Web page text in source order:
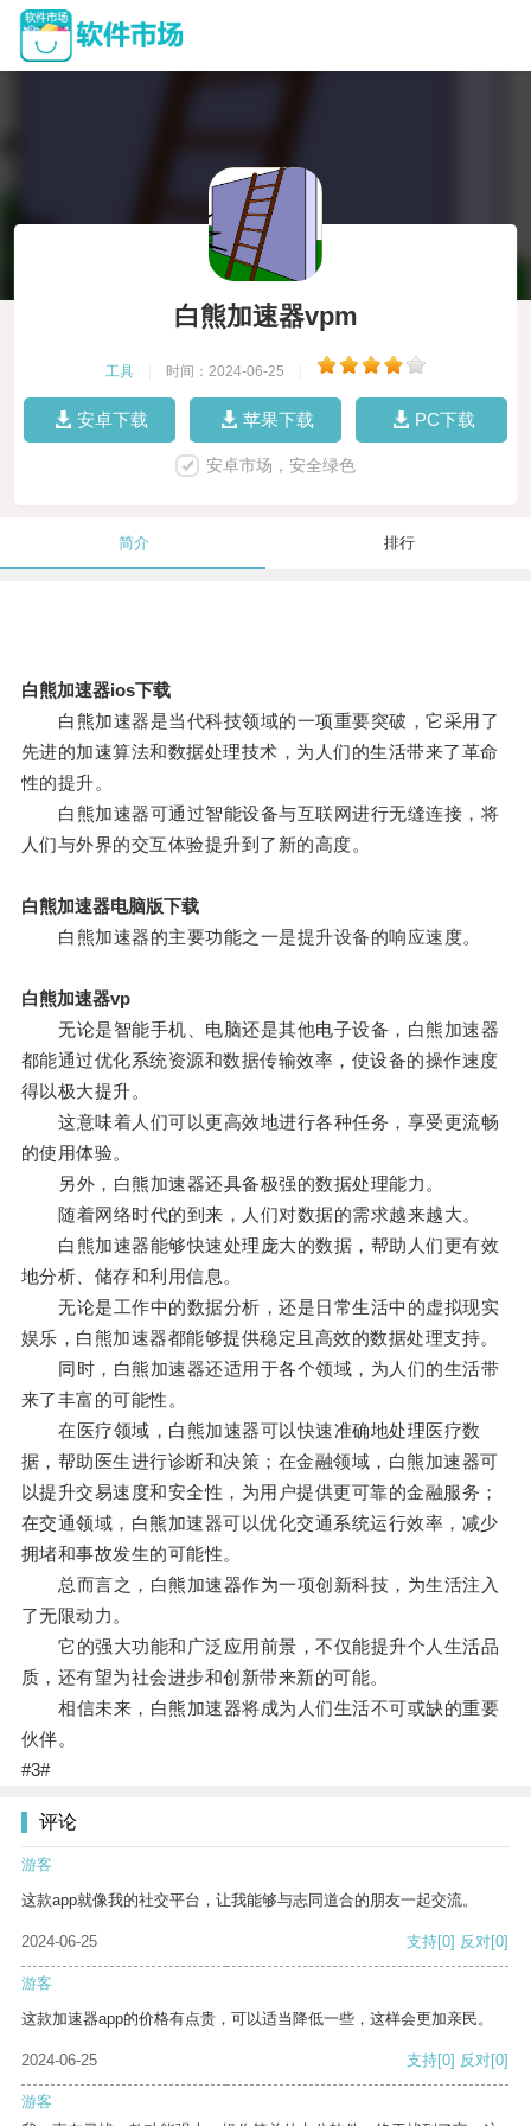
白熊加速器vpm
工具 时间：2024-06-25
安卓下载 苹果下载 PC下载
安卓市场，安全绿色
简介 排行
白熊加速器ios下载
白熊加速器是当代科技领域的一项重要突破，它采用了
先进的加速算法和数据处理技术，为人们的生活带来了革命
性的提升。
白熊加速器可通过智能设备与互联网进行无缝连接，将
人们与外界的交互体验提升到了新的高度。
白熊加速器电脑版下载
白熊加速器的主要功能之一是提升设备的响应速度。
白熊加速器vp
无论是智能手机、电脑还是其他电子设备，白熊加速器
都能通过优化系统资源和数据传输效率，使设备的操作速度
得以极大提升。
这意味着人们可以更高效地进行各种任务，享受更流畅
的使用体验。
另外，白熊加速器还具备极强的数据处理能力。
随着网络时代的到来，人们对数据的需求越来越大。
白熊加速器能够快速处理庞大的数据，帮助人们更有效
地分析、储存和利用信息。
无论是工作中的数据分析，还是日常生活中的虚拟现实
娱乐，白熊加速器都能够提供稳定且高效的数据处理支持。
同时，白熊加速器还适用于各个领域，为人们的生活带
来了丰富的可能性。
在医疗领域，白熊加速器可以快速准确地处理医疗数
据，帮助医生进行诊断和决策；在金融领域，白熊加速器可
以提升交易速度和安全性，为用户提供更可靠的金融服务；
在交通领域，白熊加速器可以优化交通系统运行效率，减少
拥堵和事故发生的可能性。
总而言之，白熊加速器作为一项创新科技，为生活注入
了无限动力。
它的强大功能和广泛应用前景，不仅能提升个人生活品
质，还有望为社会进步和创新带来新的可能。
相信未来，白熊加速器将成为人们生活不可或缺的重要
伙伴。
#3#
评论
游客
这款app就像我的社交平台，让我能够与志同道合的朋友一起交流。
2024-06-25 支持[0] 反对[0]
游客
这款加速器app的价格有点贵，可以适当降低一些，这样会更加亲民。
2024-06-25 支持[0] 反对[0]
游客